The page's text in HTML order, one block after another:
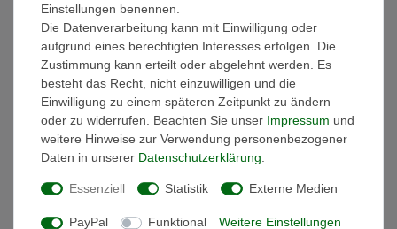
Bei der glänzenden Version kommt ein zusätzliches
Coating der Oberfläche zum Einsatz. Dieses ist von sich
aus bereits sehr hart und schützt das Produkt. Durch die
Verwendung eines eigens für unsere Produktion
entwickelten Verfahrens in der Endbehandlung der
Oberfläche reflektiert auch die glänzende Version nicht
übermäßig, wodurch auch hier ein sehr gutes "Stone-
Feeling" erreicht wird. Das Produkt wirkt damit natürlicher
als normal glänzender Mineralguss oder Keramik.
Einstellungen benennen.
Die Datenverarbeitung kann mit Einwilligung oder
aufgrund eines berechtigten Interesses erfolgen. Die
Zustimmung kann erteilt oder abgelehnt werden. Es
besteht das Recht, nicht einzuwilligen und die
Einwilligung zu einem späteren Zeitpunkt zu ändern
oder zu widerrufen. Beachten Sie unser Impressum und
weitere Hinweise zur Verwendung personenbezogener
Daten in unserer Daten­schutz­erklärung
Essenziell Statistik Externe Medien
PayPal Funktional Weitere Einstellungen